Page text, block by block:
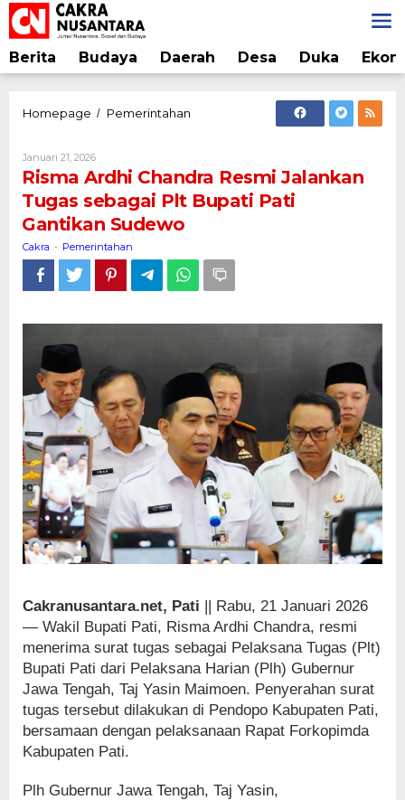
Lewati
ke
konten
Berita Budaya Daerah Desa Duka
Homepage / Pemerintahan
Jalankan
Tugas
Bupati
Pati
Gantikan
Januari 21, 2026Oleh
Cakra
Risma Ardhi Chandra Resmi Jalankan
Tugas sebagai Plt Bupati Pati
Gantikan Sudewo
Cakra - Pemerintahan
Cakranusantara.net, Pati || Rabu, 21 Januari 2026
— Wakil Bupati Pati, Risma Ardhi Chandra, resmi
menerima surat tugas sebagai Pelaksana Tugas (Plt)
Bupati Pati dari Pelaksana Harian (Plh) Gubernur
Jawa Tengah, Taj Yasin Maimoen. Penyerahan surat
tugas tersebut dilakukan di Pendopo Kabupaten Pati,
bersamaan dengan pelaksanaan Rapat Forkopimda
Kabupaten Pati.
Plh Gubernur Jawa Tengah, Taj Yasin,